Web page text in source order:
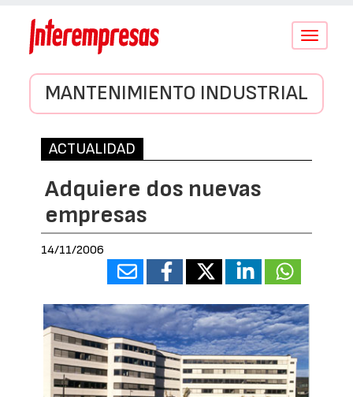
Conmutar
MANTENIMIENTO INDUSTRIAL
ACTUALIDAD
Adquiere dos nuevas
empresas
14/11/2006